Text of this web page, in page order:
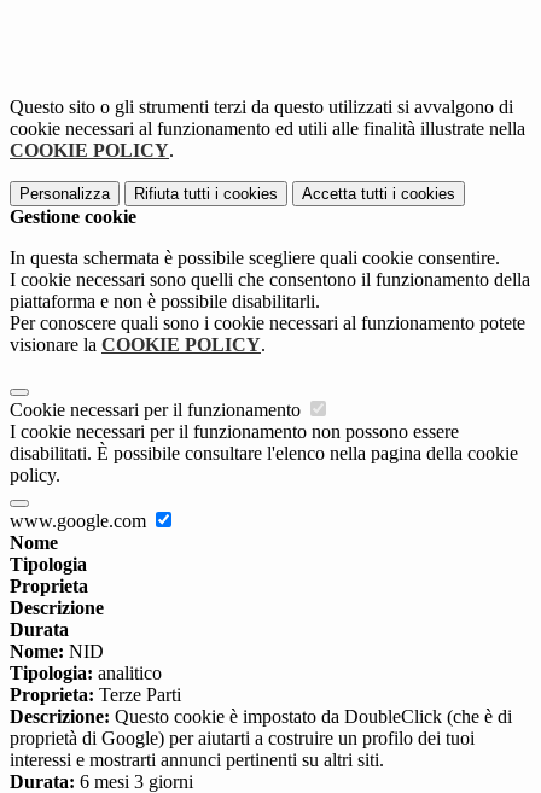
Questo sito o gli strumenti terzi da questo utilizzati si avvalgono di
cookie necessari al funzionamento ed utili alle finalità illustrate nella
COOKIE POLICY.
Personalizza Rifiuta tutti i cookies Accetta tutti i cookies
Gestione cookie
In questa schermata è possibile scegliere quali cookie consentire.
I cookie necessari sono quelli che consentono il funzionamento della
piattaforma e non è possibile disabilitarli.
Per conoscere quali sono i cookie necessari al funzionamento potete
visionare la COOKIE POLICY.
Cookie necessari per il funzionamento
I cookie necessari per il funzionamento non possono essere
disabilitati. È possibile consultare l'elenco nella pagina della cookie
policy.
www.google.com
Nome
Tipologia
Proprieta
Descrizione
Durata
Nome: NID
Tipologia: analitico
Proprieta: Terze Parti
Descrizione: Questo cookie è impostato da DoubleClick (che è di
proprietà di Google) per aiutarti a costruire un profilo dei tuoi
interessi e mostrarti annunci pertinenti su altri siti.
Durata: 6 mesi 3 giorni